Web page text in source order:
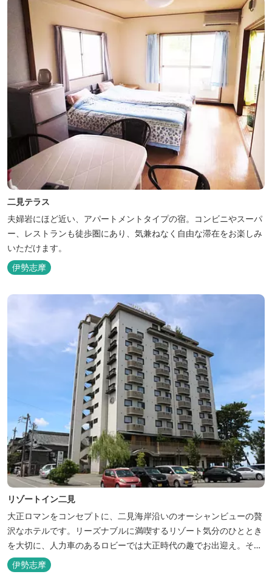
二見テラス
夫婦岩にほど近い、アパートメントタイプの宿。コンビニやスーパ
ー、レストランも徒歩圏にあり、気兼ねなく自由な滞在をお楽しみ
いただけます。
伊勢志摩
リゾートイン二見
大正ロマンをコンセプトに、二見海岸沿いのオーシャンビューの贅
沢なホテルです。リーズナブルに満喫するリゾート気分のひととき
を大切に、人力車のあるロビーでは大正時代の趣でお出迎え。そし
て、抜群の眺めが自慢の露天風呂｢七福の湯｣は、趣向を凝らした七
つのお風呂のうち、五つをご宿泊者様無料の貸切風呂としてご利用
伊勢志摩